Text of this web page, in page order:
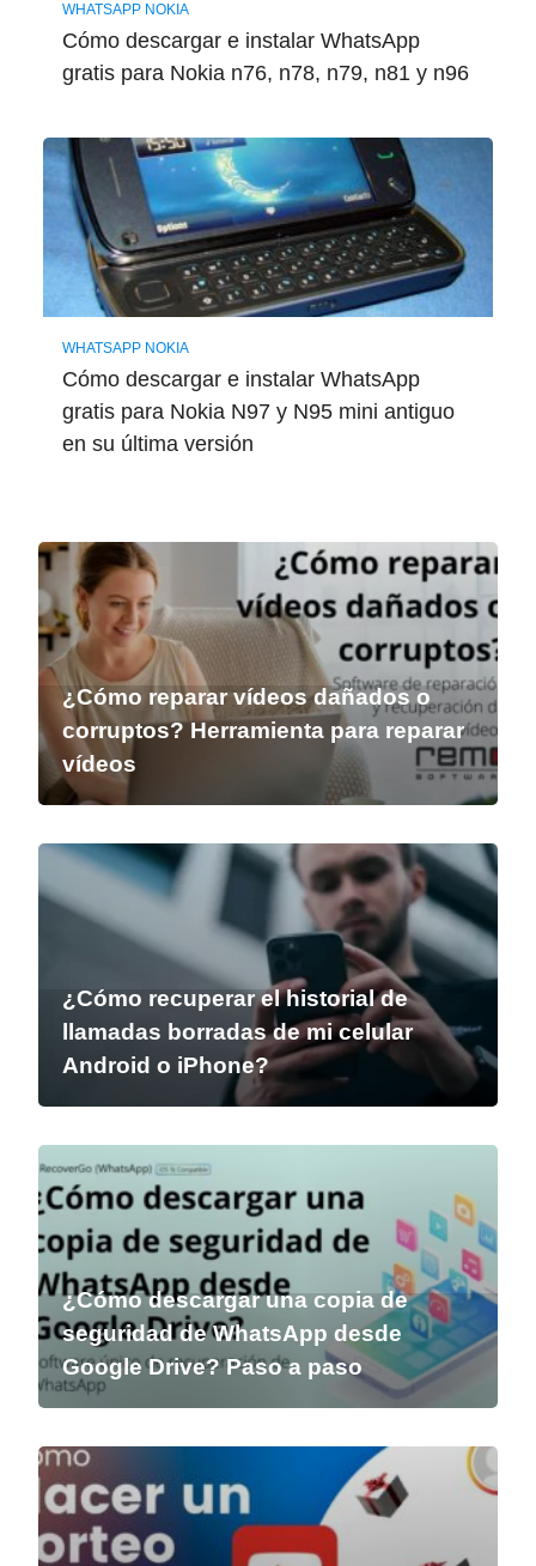
WHATSAPP NOKIA
Cómo descargar e instalar WhatsApp
gratis para Nokia n76, n78, n79, n81 y n96
WHATSAPP NOKIA
Cómo descargar e instalar WhatsApp
gratis para Nokia N97 y N95 mini antiguo
en su última versión
¿Cómo reparar vídeos dañados o
corruptos? Herramienta para reparar
vídeos
¿Cómo recuperar el historial de
llamadas borradas de mi celular
Android o iPhone?
¿Cómo descargar una copia de
seguridad de WhatsApp desde
Google Drive? Paso a paso